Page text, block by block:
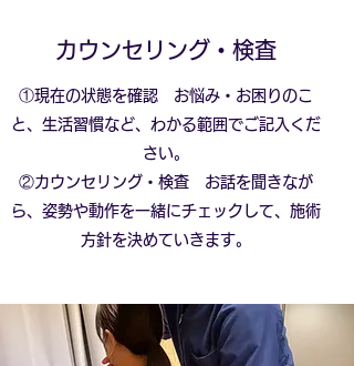
カウンセリング・検査
①現在の状態を確認 お悩み・お困りのこ
と、生活習慣など、わかる範囲でご記入くだ
さい。
②カウンセリング・検査 お話を聞きなが
ら、姿勢や動作を一緒にチェックして、施術
方針を決めていきます。